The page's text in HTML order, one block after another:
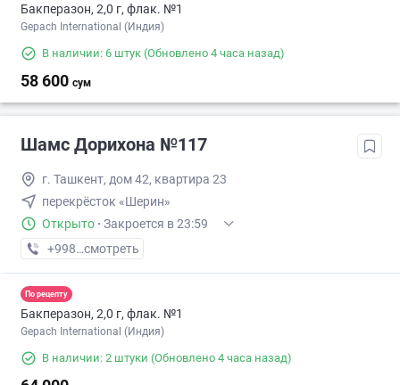
Бакперазон, 2,0 г, флак. №1
Gepach International (Индия)
В наличии: 6 штук (Обновлено 4 часа назад)
58 600 сум
Шамс Дорихона №117
г. Ташкент, дом 42, квартира 23
перекрёсток «Шерин»
Открыто · Закроется в 23:59
+998 (91) XXX-XX-XX
смотреть
По рецепту
Бакперазон, 2,0 г, флак. №1
Gepach International (Индия)
В наличии: 2 штуки (Обновлено 4 часа назад)